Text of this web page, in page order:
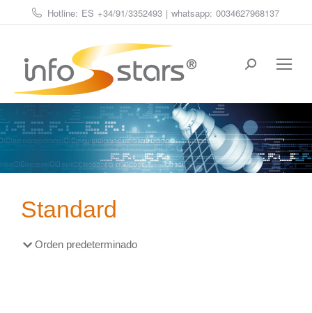
Hotline: ES +34/91/3352493 | whatsapp: 0034627968137
Estás aquí:
Standard